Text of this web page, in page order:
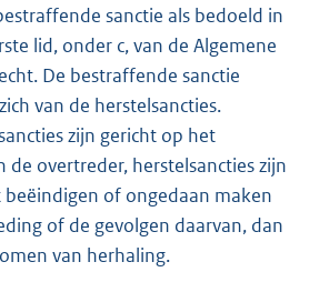
sanctie als bedoeld in
lid, onder c, van de Algemene
De bestraffende sanctie
van de herstelsancties.
zijn gericht op het
de overtreder, herstelsancties zijn
of ongedaan maken
of de gevolgen daarvan, dan
van herhaling.